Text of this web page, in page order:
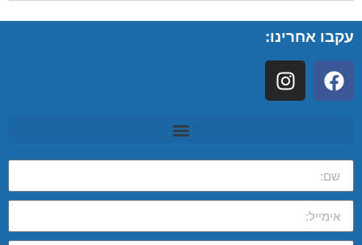
עקבו אחרינו: